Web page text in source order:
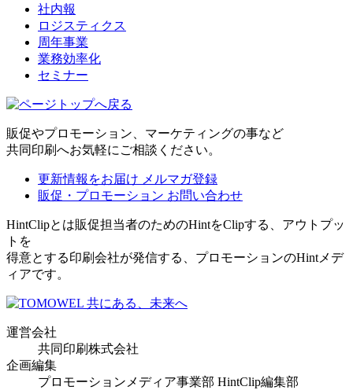
社内報
ロジスティクス
周年事業
業務効率化
セミナー
販促やプロモーション、マーケティングの事など
共同印刷へお気軽にご相談ください。
更新情報をお届け メルマガ登録
販促・プロモーション お問い合わせ
HintClipとは販促担当者のためのHintをClipする、アウトプッ
トを
得意とする印刷会社が発信する、プロモーションのHintメデ
ィアです。
運営会社
共同印刷株式会社
企画編集
プロモーションメディア事業部 HintClip編集部